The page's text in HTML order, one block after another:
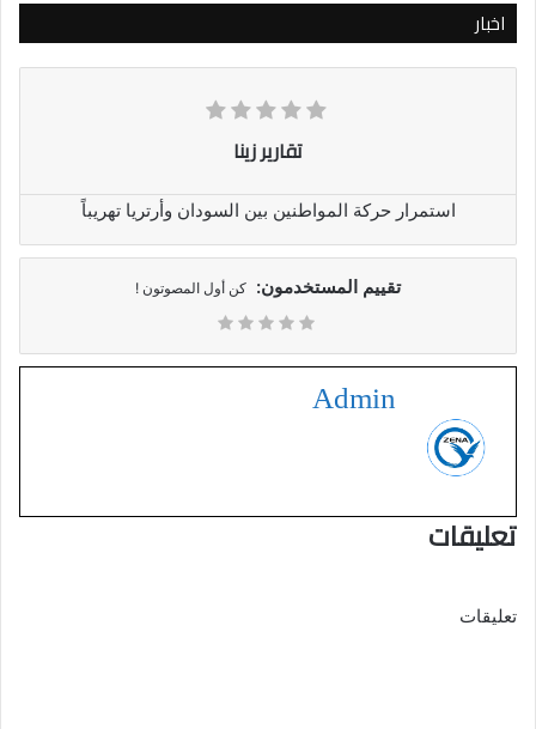
اخبار
تقارير زينا
استمرار حركة المواطنين بين السودان وأرتريا تهريباً
تقييم المستخدمون: كن أول المصوتون !
Admin
تعليقات
تعليقات